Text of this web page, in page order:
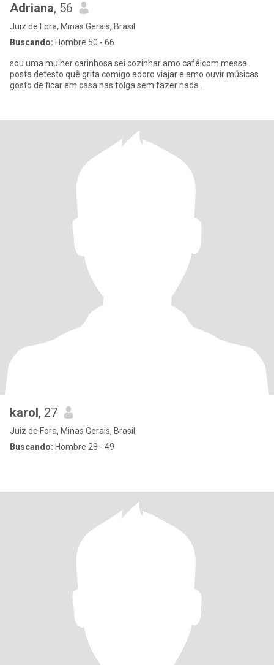
Adriana, 56
Juiz de Fora, Minas Gerais, Brasil
Buscando: Hombre 50 - 66
sou uma mulher carinhosa sei cozinhar amo café com messa
posta detesto quê grita comigo adoro viajar e amo ouvir músicas
gosto de ficar em casa nas folga sem fazer nada .
karol, 27
Juiz de Fora, Minas Gerais, Brasil
Buscando: Hombre 28 - 49